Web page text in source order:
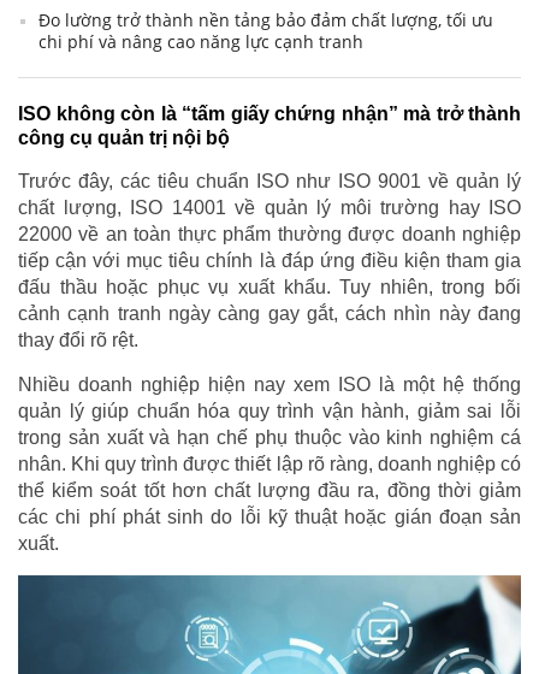
Đo lường trở thành nền tảng bảo đảm chất lượng, tối ưu
chi phí và nâng cao năng lực cạnh tranh
ISO không còn là “tấm giấy chứng nhận” mà trở thành
công cụ quản trị nội bộ
Trước đây, các tiêu chuẩn ISO như ISO 9001 về quản lý
chất lượng, ISO 14001 về quản lý môi trường hay ISO
22000 về an toàn thực phẩm thường được doanh nghiệp
tiếp cận với mục tiêu chính là đáp ứng điều kiện tham gia
đấu thầu hoặc phục vụ xuất khẩu. Tuy nhiên, trong bối
cảnh cạnh tranh ngày càng gay gắt, cách nhìn này đang
thay đổi rõ rệt.
Nhiều doanh nghiệp hiện nay xem ISO là một hệ thống
quản lý giúp chuẩn hóa quy trình vận hành, giảm sai lỗi
trong sản xuất và hạn chế phụ thuộc vào kinh nghiệm cá
nhân. Khi quy trình được thiết lập rõ ràng, doanh nghiệp có
thể kiểm soát tốt hơn chất lượng đầu ra, đồng thời giảm
các chi phí phát sinh do lỗi kỹ thuật hoặc gián đoạn sản
xuất.